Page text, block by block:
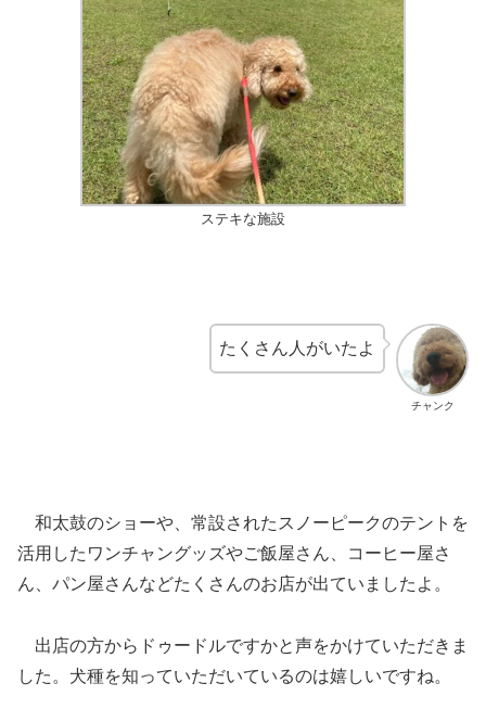
ステキな施設
チャンク
たくさん人がいたよ
和太鼓のショーや、常設されたスノーピークのテントを
活用したワンチャングッズやご飯屋さん、コーヒー屋さ
ん、パン屋さんなどたくさんのお店が出ていましたよ。
出店の方からドゥードルですかと声をかけていただきま
した。犬種を知っていただいているのは嬉しいですね。